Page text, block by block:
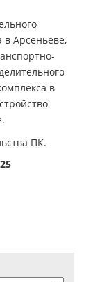
в Арсеньеве,
в
ПК.